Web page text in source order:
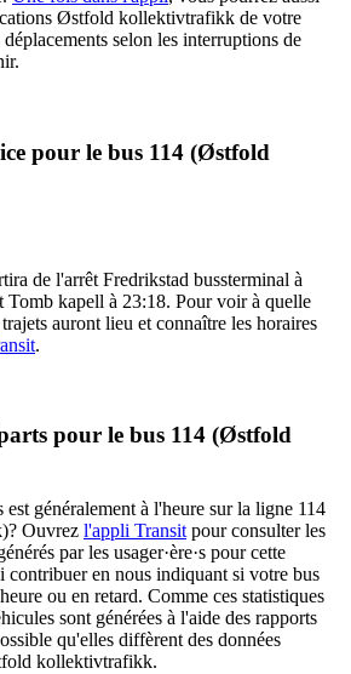
Østfold kollektivtrafikk de votre
selon les interruptions de
pour le bus 114 (Østfold
de l'arrêt Fredrikstad bussterminal à
Tomb kapell à 23:18. Pour voir à quelle
auront lieu et connaître les horaires
.
pour le bus 114 (Østfold
généralement à l'heure sur la ligne 114
Ouvrez l'appli Transit pour consulter les
par les usager·ère·s pour cette
contribuer en nous indiquant si votre bus
ou en retard. Comme ces statistiques
sont générées à l'aide des rapports
qu'elles diffèrent des données
kollektivtrafikk.